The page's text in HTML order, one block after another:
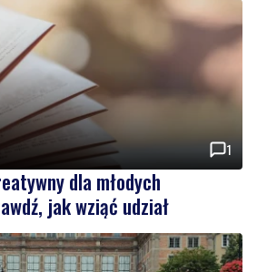
1
dla młodych
jak wziąć udział